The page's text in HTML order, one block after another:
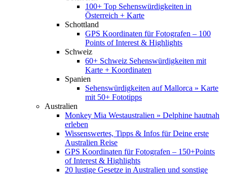
100+ Top Sehenswürdigkeiten in
Österreich + Karte
Schottland
GPS Koordinaten für Fotografen – 100
Points of Interest & Highlights
Schweiz
60+ Schweiz Sehenswürdigkeiten mit
Karte + Koordinaten
Spanien
Sehenswürdigkeiten auf Mallorca » Karte
mit 50+ Fototipps
Australien
Monkey Mia Westaustralien » Delphine hautnah
erleben
Wissenswertes, Tipps & Infos für Deine erste
Australien Reise
GPS Koordinaten für Fotografen – 150+Points
of Interest & Highlights
20 lustige Gesetze in Australien und sonstige